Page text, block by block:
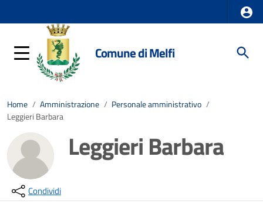
Comune di Melfi
Home / Amministrazione / Personale amministrativo /
Leggieri Barbara
Leggieri Barbara
Condividi